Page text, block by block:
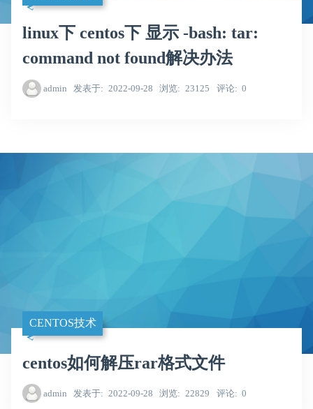
linux下 centos下 显示 -bash: tar:
command not found解决办法
admin 发表于 2022-09-28 浏览 23125 评论 0
CENTOS技术
centos如何解压rar格式文件
admin 发表于 2022-09-28 浏览 22829 评论 0